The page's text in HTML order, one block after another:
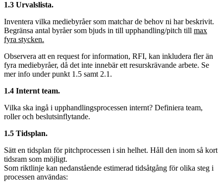
1.3 Urvalslista.
Inventera vilka mediebyråer som matchar de behov ni har beskrivit.
Begränsa antal byråer som bjuds in till upphandling/pitch till max
fyra stycken.
Observera att en request for information, RFI, kan inkludera fler än
fyra mediebyråer, då det inte innebär ett resurskrävande arbete. Se
mer info under punkt 1.5 samt 2.1.
1.4 Internt team.
Vilka ska ingå i upphandlingsprocessen internt? Definiera team,
roller och beslutsinflytande.
1.5 Tidsplan.
Sätt en tidsplan för pitchprocessen i sin helhet. Håll den inom så kort
tidsram som möjligt.
Som riktlinje kan nedanstående estimerad tidsåtgång för olika steg i
processen användas: